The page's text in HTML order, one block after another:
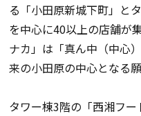
る「小田原新城下町」と
を中心に40以上の店舗が
ナカ」は「真ん中（中心
来の小田原の中心となる
タワー棟3階の「西湘フー